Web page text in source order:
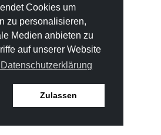
Cookies um
zu personalisieren,
Medien anbieten zu
auf unserer Website
Zulassen